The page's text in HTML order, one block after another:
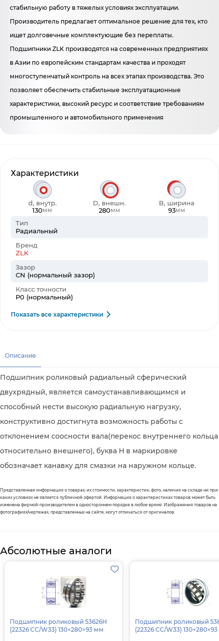
Характеристики
d, внутр.
130мм
D, внешн.
280мм
B, ширина
93мм
Тип
Радиальный
Бренд
ZLK
Зазор
CN (нормальный зазор)
Класс точности
P0 (нормальный)
Показать все характеристики
Описание
Подшипник роликовый радиальный сферический
двухрядный, является самоустанавливающимся и
способный нести высокую радиальную нагрузку,
конструктивно достигнута возможность работы с
отклонением соосности вала(перекос внутреннего кольца
относительно внешнего), буква Н в маркировке
обозначает канавку для смазки на наружном кольце.
Представленная информация о товарах, их стоимости, характеристик, фото, наличия на складе ни при
каких условиях не является публичной офертой. Информация о характеристиках товаров может быть
изменена фирмой-производителем в одностороннем порядке в любое время. Изображения товаров на
фотографиях/чертежах, представленных на сайте, могут отличаться от оригиналов.
стабильную работу в тяжелых условиях эксплуатации.
Производитель предлагает оптимальное решение для тех, кто
ищет долговечные комплектующие без переплаты.
Подшипники ZLK производятся на современных предприятиях
в Азии по европейским стандартам качества и проходят
многоступенчатый контроль на всех этапах производства. Это
позволяет обеспечить стабильные эксплуатационные
характеристики, высокий ресурс и соответствие требованиям
промышленного и автомобильного применения
Абсолютные аналоги
Подшипник роликовый 53626Н
(22326 CC/W33) 130×280×93 мм
Подшипник роликовый
(22326 CC/W33)